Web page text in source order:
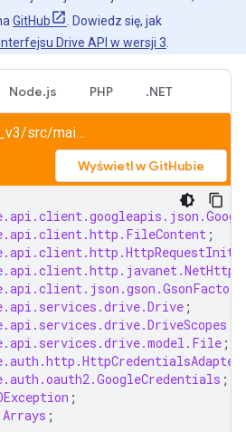
GitHub
. Dowiedz się, jak
Drive API w wersji 3
Node.js PHP .NET
drive/snippets/drive_v3/src/main/java/UploadWithConversion.java
Wyświetl w GitHubie
;
;
;
;
;
;